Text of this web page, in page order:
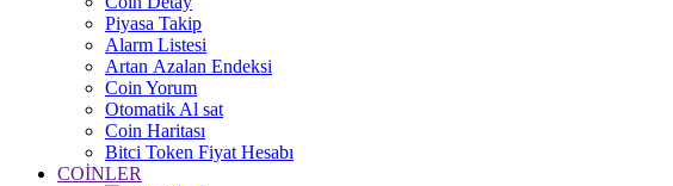
Piyasa Takip
Alarm Listesi
Artan Azalan Endeksi
Coin Yorum
Otomatik Al sat
Coin Haritası
Bitci Token Fiyat Hesabı
COİNLER